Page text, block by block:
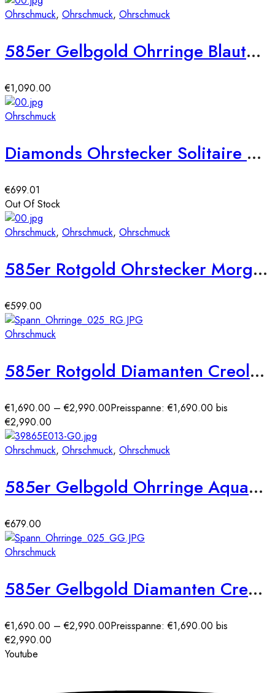
Ohrschmuck, Ohrschmuck, Ohrschmuck
585er Gelbgold Ohrringe Blautopas 6,16ct./24 Diam. 0,07ct.
€1,090.00
Ohrschmuck
Diamonds Ohrstecker Solitaire Platin 950 Ohrringe 18-Brillanten ca.0,200ct.
€699.01
Out Of Stock
Ohrschmuck, Ohrschmuck, Ohrschmuck
585er Rotgold Ohrstecker Morganit Krappenfassung – 0,59ct./36 x Diamanten zus. 0,13ct.
€599.00
Ohrschmuck
585er Rotgold Diamanten Creolen Spannfassung Brilliant Solitaire
€1,690.00 –€2,990.00Preisspanne: €1,690.00 bis
€2,990.00
Ohrschmuck, Ohrschmuck, Ohrschmuck
585er Gelbgold Ohrringe Aquamarin 1,45ct./18 Diam. 0,06ct.
€679.00
Ohrschmuck
585er Gelbgold Diamanten Creolen Spannfassung Brilliant Solitaire
€1,690.00 –€2,990.00Preisspanne: €1,690.00 bis
€2,990.00
Youtube